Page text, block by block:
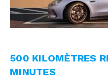
500 KILOMÈTRES
MINUTES